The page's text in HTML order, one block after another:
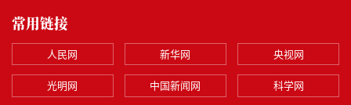
常用链接
人民网 新华网 央视网
光明网 中国新闻网 科学网